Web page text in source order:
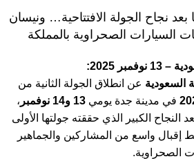
نجاح الجولة الافتتاحية… ونيسان
السيارات الصحراوية بالمملكة
2025:
السعودية عن انطلاق الجولة الثانية من
في مدينة جدة يومي 13 و14 نوفمبر
،
النجاح الكبير الذي حققته جولتها الأولى
إقبال واسع من المشاركين والجماهير
الصحراوية.